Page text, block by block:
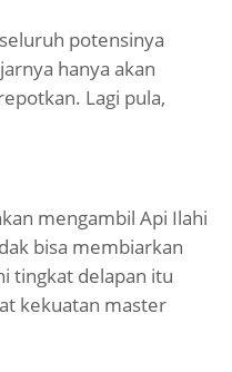
potensinya
hanya akan
Lagi pula,
mengambil Api Ilahi
bisa membiarkan
tingkat delapan itu
kekuatan master